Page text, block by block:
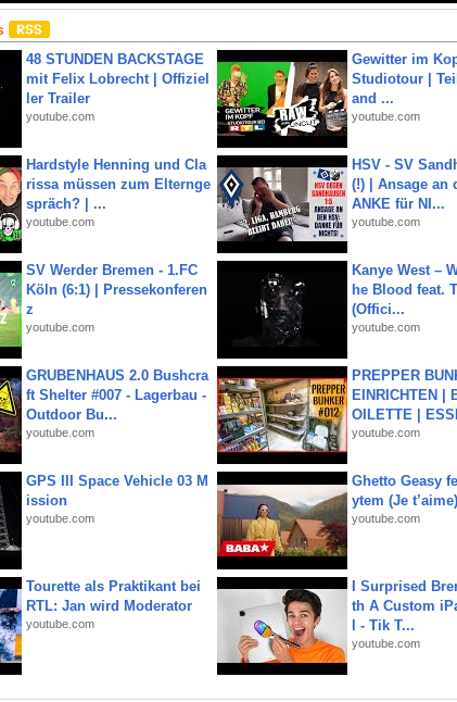
48 STUNDEN BACKSTAGE
mit Felix Lobrecht | Offiziel
ler Trailer
youtube.com
Gewitter im
Studiotour |
and ...
youtube.com
Hardstyle Henning und Cla
rissa müssen zum Elternge
spräch? | ...
youtube.com
HSV - SV
(!) | Ansage an
ANKE für NI...
youtube.com
SV Werder Bremen - 1.FC
Köln (6:1) | Pressekonferen
z
youtube.com
Kanye West –
he Blood feat.
(Offici...
youtube.com
GRUBENHAUS 2.0 Bushcra
ft Shelter #007 - Lagerbau -
Outdoor Bu...
youtube.com
PREPPER
EINRICHTEN |
OILETTE |
youtube.com
GPS III Space Vehicle 03 M
ission
youtube.com
Ghetto Geasy
ytem (Je t’aime)
youtube.com
Tourette als Praktikant bei
RTL: Jan wird Moderator
youtube.com
I Surprised
th A Custom
l - Tik T...
youtube.com